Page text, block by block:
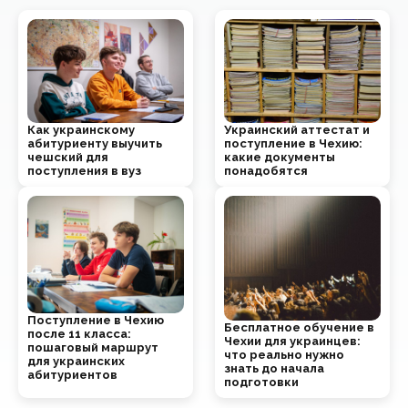
Как украинскому
абитуриенту выучить
чешский для
поступления в вуз
Украинский аттестат и
поступление в Чехию:
какие документы
понадобятся
Поступление в Чехию
после 11 класса:
пошаговый маршрут
для украинских
абитуриентов
Бесплатное обучение в
Чехии для украинцев:
что реально нужно
знать до начала
подготовки